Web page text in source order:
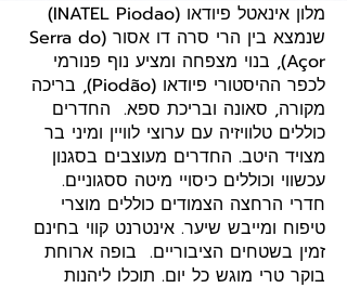
מלון אינאטל פיודאו (INATEL Piodao)
שנמצא בין הרי סרה דו אסור (Serra do
Açor), בנוי מצפחה ומציע נוף פנורמי
לכפר ההיסטורי פיודאו (Piodão), בריכה
מקורה, סאונה ובריכת ספא. החדרים
כוללים טלוויזיה עם ערוצי לוויין ומיני בר
מצויד היטב. החדרים מעוצבים בסגנון
עכשווי וכוללים כיסויי מיטה ססגוניים.
חדרי הרחצה הצמודים כוללים מוצרי
טיפוח ומייבש שיער. אינטרנט קווי בחינם
זמין בשטחים הציבוריים. בופה ארוחת
בוקר טרי מוגש כל יום. תוכלו ליהנות